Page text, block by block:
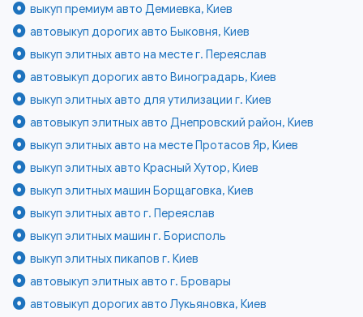
выкуп премиум авто Демиевка, Киев
автовыкуп дорогих авто Быковня, Киев
выкуп элитных авто на месте г. Переяслав
автовыкуп дорогих авто Виноградарь, Киев
выкуп элитных авто для утилизации г. Киев
автовыкуп элитных авто Днепровский район, Киев
выкуп элитных авто на месте Протасов Яр, Киев
выкуп элитных авто Красный Хутор, Киев
выкуп элитных машин Борщаговка, Киев
выкуп элитных авто г. Переяслав
выкуп элитных машин г. Борисполь
выкуп элитных пикапов г. Киев
автовыкуп элитных авто г. Бровары
автовыкуп дорогих авто Лукьяновка, Киев